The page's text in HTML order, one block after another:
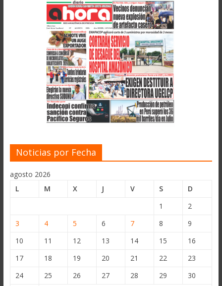
Noticias por Fecha
agosto 2026
L
M X J V S
D
1
2
3
4 5 6 7 8
9
10
11 12 13 14 15
16
17
18 19 20 21 22
23
24
25 26 27 28 29
30